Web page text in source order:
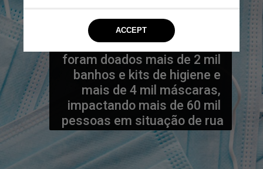
Quanto à ajuda sanitária,
foram doados mais de 2 mil
banhos e kits de higiene e
mais de 4 mil máscaras,
impactando mais de 60 mil
pessoas em situação de rua